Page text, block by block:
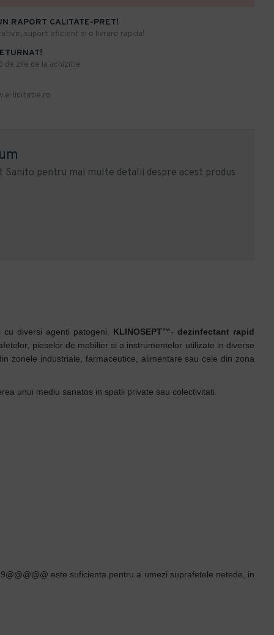
RAPORT CALITATE-PRET!
suport eficient si o livrare rapida!
de zile de la achizitie
licitatie.ro
Sanito pentru mai multe detalii despre acest produs
diversi agenti patogeni. KLINOSEPT™- dezinfectant rapid
pieselor de mobilier si a instrumentelor utilizate in diverse
zonele industriale, farmaceutice, alimentare sau cele din zona
unui mediu sanatos in spatii private sau colectivitati.
9@@@@@ este suficienta pentru a umezi suprafetele netede, in